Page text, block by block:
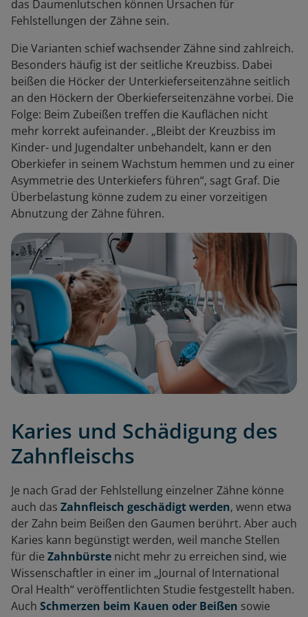
das Daumenlutschen können Ursachen für
Fehlstellungen der Zähne sein.
Die Varianten schief wachsender Zähne sind zahlreich.
Besonders häufig ist der seitliche Kreuzbiss. Dabei
beißen die Höcker der Unterkieferseitenzähne seitlich
an den Höckern der Oberkieferseitenzähne vorbei. Die
Folge: Beim Zubeißen treffen die Kauflächen nicht
mehr korrekt aufeinander. „Bleibt der Kreuzbiss im
Kinder- und Jugendalter unbehandelt, kann er den
Oberkiefer in seinem Wachstum hemmen und zu einer
Asymmetrie des Unterkiefers führen“, sagt Graf. Die
Überbelastung könne zudem zu einer vorzeitigen
Abnutzung der Zähne führen.
Karies und Schädigung des
Zahnfleischs
Je nach Grad der Fehlstellung einzelner Zähne könne
auch das Zahnfleisch geschädigt werden, wenn etwa
der Zahn beim Beißen den Gaumen berührt. Aber auch
Karies kann begünstigt werden, weil manche Stellen
für die Zahnbürste nicht mehr zu erreichen sind, wie
Wissenschaftler in einer im „Journal of International
Oral Health“ veröffentlichten Studie festgestellt haben.
Auch Schmerzen beim Kauen oder Beißen sowie